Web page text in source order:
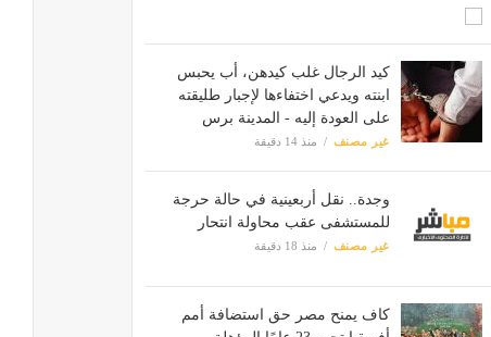
كيد الرجال غلب كيدهن، أب يحبس
ابنته ويدعي اختفاءها لإجبار طليقته
على العودة إليه - المدينة برس
غير مصنف منذ 14 دقيقة
وجدة.. نقل أربعينية في حالة حرجة
للمستشفى عقب محاولة انتحار
غير مصنف منذ 18 دقيقة
كاف يمنح مصر حق استضافة أمم